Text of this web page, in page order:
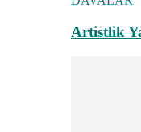
Artistlik